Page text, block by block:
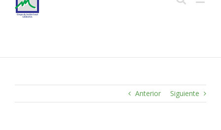
Anterior Siguiente